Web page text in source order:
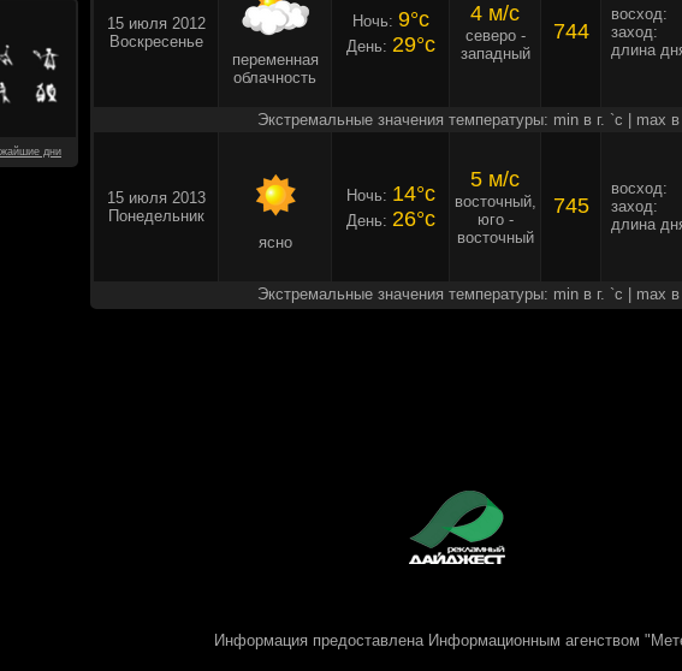
дни
15 июля 2012
Воскресенье
переменная
облачность
Ночь: 9°c
День: 29°c
4 м/c
северо -
западный
744
восход:
заход:
длина
Экстремальные значения температуры: min в г. `c | max в
15 июля 2013
Понедельник
ясно
Ночь: 14°c
День: 26°c
5 м/c
восточный,
юго -
восточный
745
восход:
заход:
длина
Экстремальные значения температуры: min в г. `c | max в
Информация предоставлена Информационным агенством